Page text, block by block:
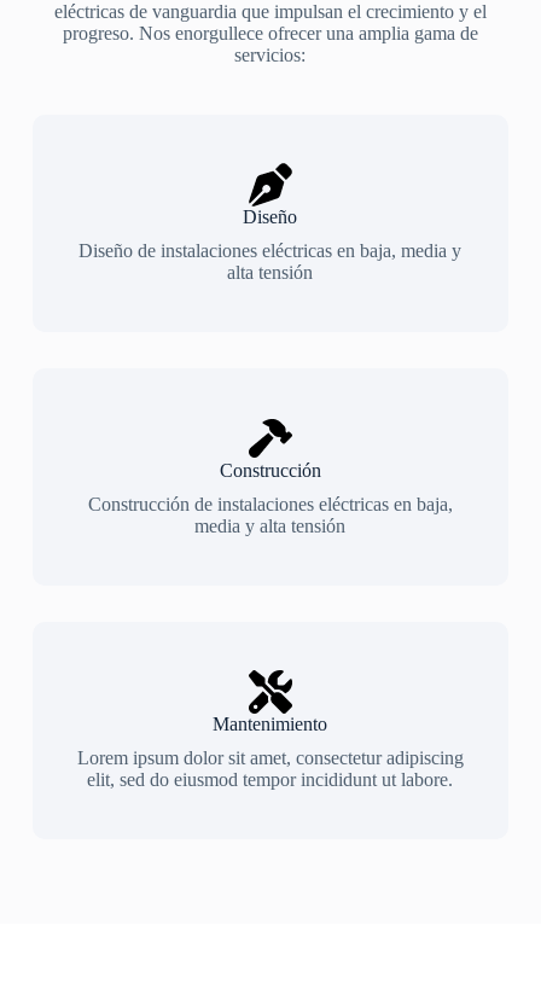
eléctricas de vanguardia que impulsan el crecimiento y el
progreso. Nos enorgullece ofrecer una amplia gama de
servicios:
Diseño
Diseño de instalaciones eléctricas en baja, media y
alta tensión
Construcción
Construcción de instalaciones eléctricas en baja,
media y alta tensión
Mantenimiento
Lorem ipsum dolor sit amet, consectetur adipiscing
elit, sed do eiusmod tempor incididunt ut labore.